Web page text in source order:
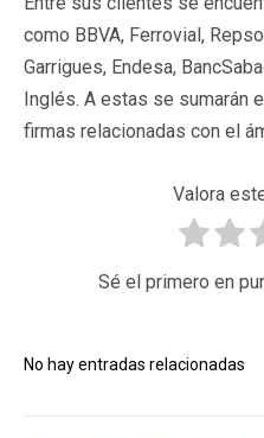
como BBVA, Ferrovial,
Garrigues, Endesa,
Inglés. A estas se sumarán
firmas relacionadas con el
Valora
Sé el primero en
No hay entradas relacionadas